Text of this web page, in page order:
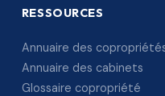
RESSOURCES
Annuaire des
Annuaire des cabinets
Glossaire copropriété